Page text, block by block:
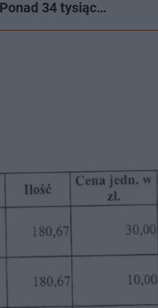
34 tysiąc…